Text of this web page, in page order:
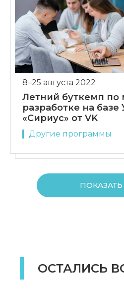
8–25 августа 2022
Летний буткемп по
разработке на базе
«Сириус» от VK
Другие программы
ОСТАЛИСЬ